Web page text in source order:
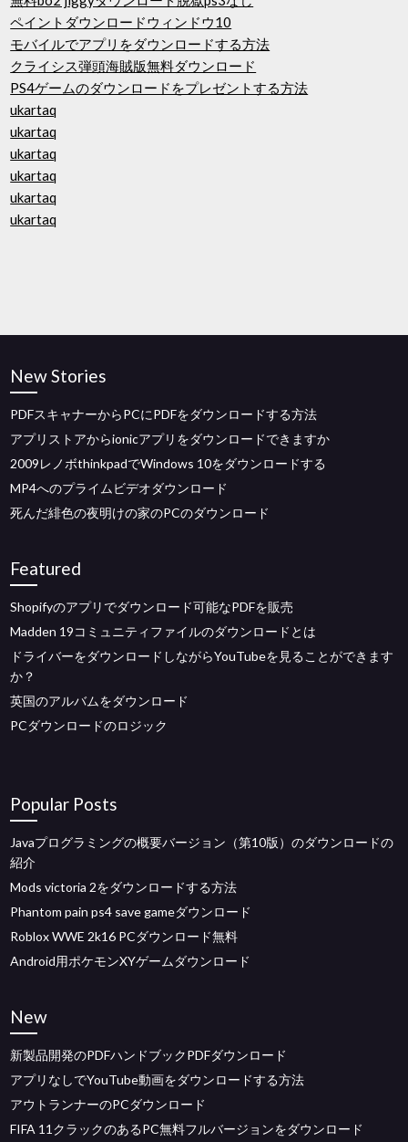
ペイントダウンロードウィンドウ10
モバイルでアプリをダウンロードする方法
クライシス弾頭海賊版無料ダウンロード
PS4ゲームのダウンロードをプレゼントする方法
ukartaq
ukartaq
ukartaq
ukartaq
ukartaq
ukartaq
New Stories
PDFスキャナーからPCにPDFをダウンロードする方法
アプリストアからionicアプリをダウンロードできますか
2009レノボthinkpadでWindows 10をダウンロードする
MP4へのプライムビデオダウンロード
死んだ緋色の夜明けの家のPCのダウンロード
Featured
Shopifyのアプリでダウンロード可能なPDFを販売
Madden 19コミュニティファイルのダウンロードとは
ドライバーをダウンロードしながらYouTubeを見ることができます
か？
英国のアルバムをダウンロード
PCダウンロードのロジック
Popular Posts
Javaプログラミングの概要バージョン（第10版）のダウンロードの
紹介
Mods victoria 2をダウンロードする方法
Phantom pain ps4 save gameダウンロード
Roblox WWE 2k16 PCダウンロード無料
Android用ポケモンXYゲームダウンロード
New
新製品開発のPDFハンドブックPDFダウンロード
アプリなしでYouTube動画をダウンロードする方法
アウトランナーのPCダウンロード
FIFA 11クラックのあるPC無料フルバージョンをダウンロード